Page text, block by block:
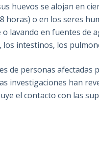
huevos se alojan en
horas) o en los seres
lavando en fuentes de
intestinos, los
de personas afectadas
investigaciones han
el contacto con las